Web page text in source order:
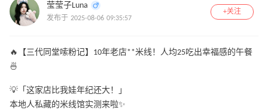
莹莹子Luna
发布于 2025-08-06 09:35:57
+关注
🔥【三代同堂嗦粉记】10年老店**米线！人均25吃出幸福感的午餐
🍜
💡「这家店比我娃年纪还大！」
本地人私藏的米线馆实测来啦✨